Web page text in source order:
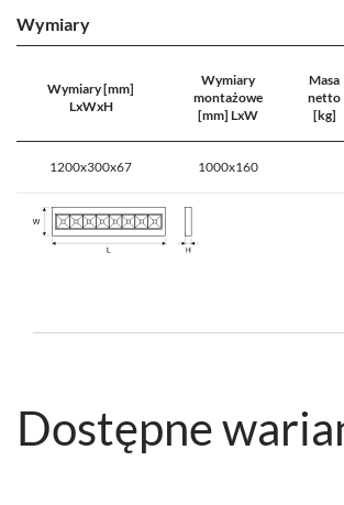
Wymiary
Wymiary [mm]
LxWxH
Wymiary
montażowe
[mm] LxW
Masa
netto
[kg]
1200x300x67 1000x160
Dostępne